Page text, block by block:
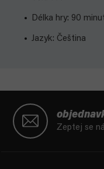
Délka hry: 90
Jazyk: Čeština
Zeptej se